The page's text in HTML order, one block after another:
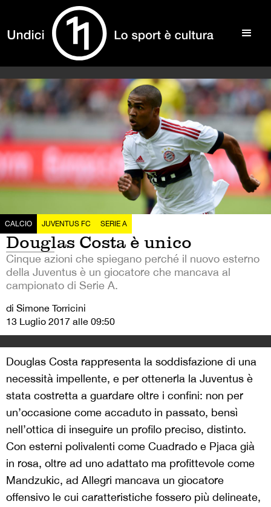
CALCIO JUVENTUS FC SERIE A
Douglas Costa è unico
Cinque azioni che spiegano perché il nuovo esterno
della Juventus è un giocatore che mancava al
campionato di Serie A.
di Simone Torricini
13 Luglio 2017 alle 09:50
Douglas Costa rappresenta la soddisfazione di una
necessità impellente, e per ottenerla la Juventus è
stata costretta a guardare oltre i confini: non per
un’occasione come accaduto in passato, bensì
nell’ottica di inseguire un profilo preciso, distinto.
Con esterni polivalenti come Cuadrado e Pjaca già
in rosa, oltre ad uno adattato ma profittevole come
Mandzukic, ad Allegri mancava un giocatore
offensivo le cui caratteristiche fossero più delineate,